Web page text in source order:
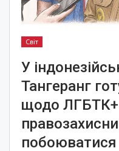
Світ
У
Тангеранг
щодо ЛГБТК+